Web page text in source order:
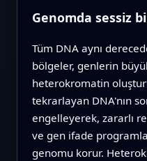
Genomda sessiz
Tüm DNA aynı
bölgeler, genlerin
heterokromatin
tekrarlayan DNA'nın
engelleyerek, zararlı
ve gen ifade
genomu korur.